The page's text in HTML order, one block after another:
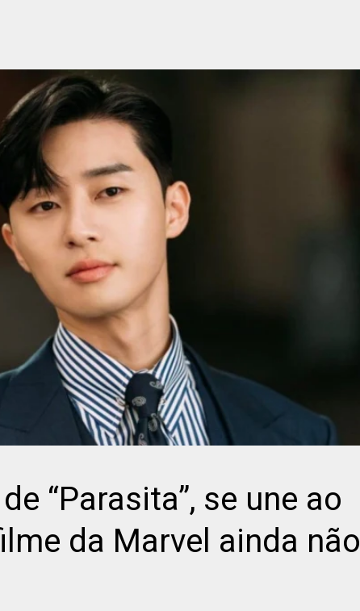
“Parasita”, se une ao
da Marvel ainda não